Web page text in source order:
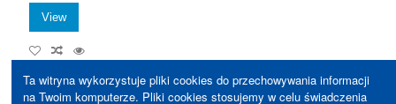
View
Ta witryna wykorzystuje pliki cookies do przechowywania informacji
na Twoim komputerze. Pliki cookies stosujemy w celu świadczenia